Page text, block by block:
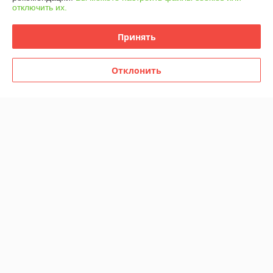
Сделка подтверждена через корзину
отключить их.
Принять
Отклонить